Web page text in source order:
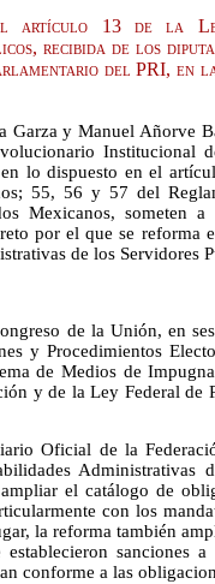
13 de la Ley
recibida de los
del PRI, en
Garza y Manuel Añorve
Institucional
lo dispuesto en el
55, 56 y 57 del
Mexicanos, someten
por el que se
de los Servidores
de la Unión, en
y Procedimientos
de Medios de
y de la Ley Federal de
Oficial de la
Administrativas
el catálogo de
con los
la reforma también
sanciones a
conforme a las